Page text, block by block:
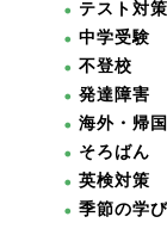
テスト対
中学受験
不登校
発達障害
海外・帰
そろばん
英検対策
季節の学